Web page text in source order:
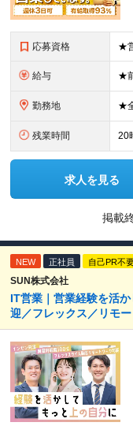
応募資格
給与
勤務地
残業時間 20
求人を見る
掲載
NEW 正社員 自己PR不
SUN株式会社
IT営業｜営業経験を活
迎／フレックス／リモ